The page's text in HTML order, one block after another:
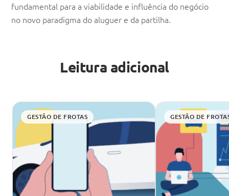
fundamental para a viabilidade e influência do negócio
no novo paradigma do aluguer e da partilha.
Leitura adicional
GESTÃO DE FROTAS GESTÃO DE